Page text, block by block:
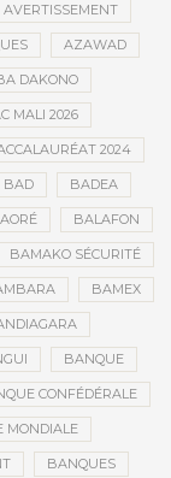
AVERTISSEMENT
AZAWAD
DAKONO
MALI 2026
2024
BAD BADEA
BALAFON
BAMAKO SÉCURITÉ
BAMEX
BANQUE
CONFÉDÉRALE
MONDIALE
BANQUES